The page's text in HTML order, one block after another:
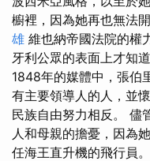
櫥裡，因為她再也無法
雄 維也納帝國法院的權
牙利公眾的表面上才知道
1848年的媒體中，張伯
有主要領導人的人，並
民族自由努力相反。 儘
人和母親的擔憂，因為
任海王直升機的飛行員。